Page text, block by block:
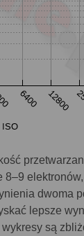
dwoma
lepsze
są